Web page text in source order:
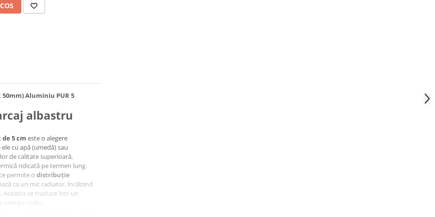
Aluminiu PUR 5
albastru
5 cm este o alegere
ele cu apă (umedă) sau
de calitate superioară,
ridicată pe termen lung.
permite o distribuție
ca un mic radiator, încălzind
se traduce într-un
redus.